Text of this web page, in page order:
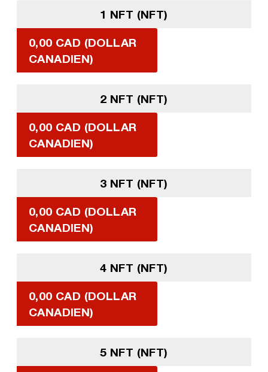
1 NFT (NFT)
0,00 CAD (DOLLAR
CANADIEN)
2 NFT (NFT)
0,00 CAD (DOLLAR
CANADIEN)
3 NFT (NFT)
0,00 CAD (DOLLAR
CANADIEN)
4 NFT (NFT)
0,00 CAD (DOLLAR
CANADIEN)
5 NFT (NFT)